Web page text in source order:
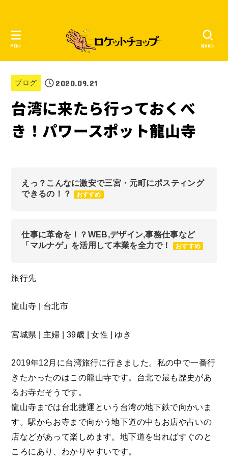
SEARCH
MENU
ブログ 2020.09.21
台湾に来たら行っておくべ
き！パワースポット龍山寺
えっ？こんなに激安で三宮・元町にポスティング
できるの！？
おすすめ
仕事に革命を！？WEB,デザイン,事務仕事など
「マルナゲ」を活用して本業を全力で！
おすすめ
旅行先
龍山寺 | 台北市
宮城県 | 主婦 | 39歳 | 女性 | ゆき
2019年12月に台湾旅行に行きました。私の中で一番行
きたかったのはこの龍山寺です。台北で最も歴史があ
るお寺だそうです。
龍山寺までは台北捷運という台湾の地下鉄で向かいま
す。駅からお寺まで向かう地下道の中もお店や占いの
店などがあって楽しめます。地下道を出ればすぐのと
ころにあり、わかりやすいです。